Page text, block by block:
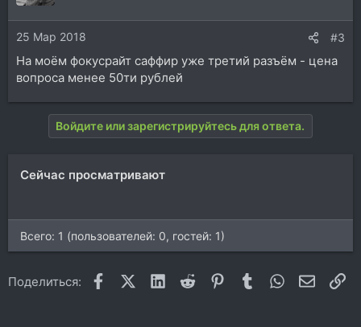
25 Мар 2018 #3
На моём фокусрайт саффир уже третий разъём - цена
вопроса менее 50ти рублей
Войдите или зарегистрируйтесь для ответа.
Сейчас просматривают
Всего: 1 (пользователей: 0, гостей: 1)
Поделиться: FacebookX (Twitter)
LinkedIn
Reddit Pinterest
Tumblr WhatsApp